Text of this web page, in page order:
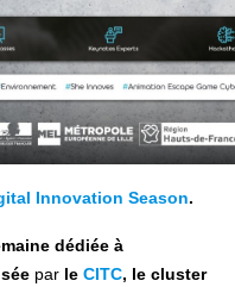
Innovation Season.
dédiée à
parle CITC, le cluster